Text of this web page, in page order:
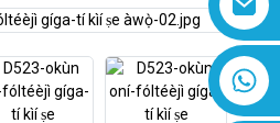
8618019377761